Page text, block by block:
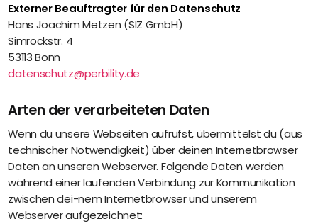
Externer Beauftragter für den Datenschutz
Hans Joachim Metzen (SIZ GmbH)
Simrockstr. 4
53113 Bonn
datenschutz@perbility.de
Arten der verarbeiteten Daten
Wenn du unsere Webseiten aufrufst, übermittelst du (aus
technischer Notwendigkeit) über deinen Internetbrowser
Daten an unseren Webserver. Folgende Daten werden
während einer laufenden Verbindung zur Kommunikation
zwischen dei-nem Internetbrowser und unserem
Webserver aufgezeichnet: